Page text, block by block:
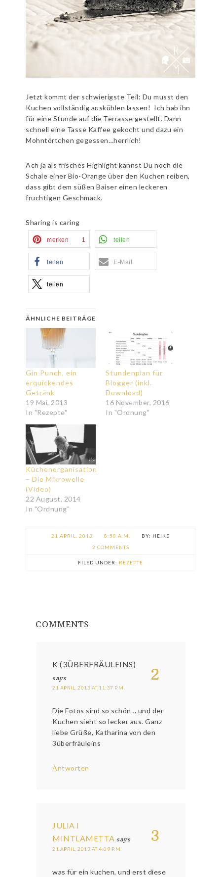
Jetzt kommt der schwierigste Teil: Du musst den
Kuchen vollständig auskühlen lassen! Ich hab ihn
für eine Stunde auf die Terrasse gestellt. Dann
schnell eine Tasse Kaffee gekocht und dazu ein
Mohntörtchen gegessen…herrlich!
Ach ja als frisches Highlight kannst Du noch die
Schale einer Bio-Orange über den Kuchen reiben,
dass gibt dem süßen Baiser einen leckeren
fruchtigen Geschmack.
Sharing is caring
merken 1 teilen
teilen E-Mail
teilen
ÄHNLICHE BEITRÄGE
Gin Punch, ein
erquickendes
Getränk
19 Mai, 2013
In "Rezepte"
Stundenplan für
Blogger (inkl.
Download)
16 November, 2016
In "Ordnung"
Küchenorganisation
– Die Mikrowelle
(Video)
22 August, 2014
In "Ordnung"
21 APRIL, 2013 8:58 A.M.
HEIKE
2 COMMENTS
FILED UNDER: REZEPTE
COMMENTS
2
K (3ÜBERFRÄULEINS)
says
21 APRIL, 2013 AT 11:37 P.M.
Die Fotos sind so schön… und der
Kuchen sieht so lecker aus. Ganz
liebe Grüße, Katharina von den
3überfräuleins
Antworten
3
JULIA I
MINTLAMETTA says
21 APRIL, 2013 AT 4:09 P.M.
was für ein kuchen, und erst diese